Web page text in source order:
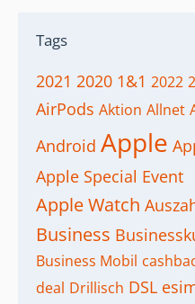
Tags
2021 2020 1&1 2022
AirPods Aktion Allnet
Android Apple
Apple Special Event
Apple Watch
Business
Business Mobil
deal Drillisch DSL